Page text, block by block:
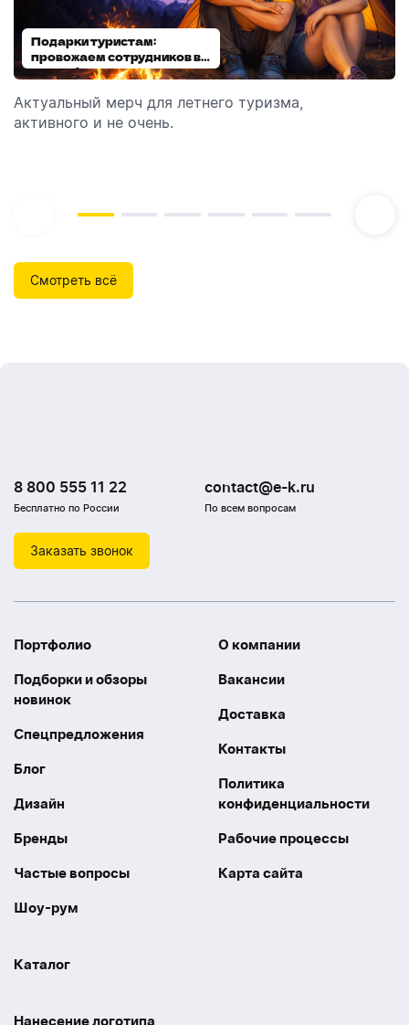
Подарки туристам:
провожаем сотрудников в
отпуск!
Актуальный мерч для летнего туризма,
активного и не очень.
Диспенсеры для мыла:
выбираем модель
Обзор автоматических диспенсеров для мыла,
которые идеально подходят для брендирования.
Смотреть всё
8 800 555 11 22
Бесплатно по России
contact@e-k.ru
По всем вопросам
Заказать звонок
Портфолио
Подборки и обзоры
новинок
Спецпредложения
Блог
Дизайн
Бренды
Частые вопросы
Шоу-рум
О компании
Вакансии
Доставка
Контакты
Политика
конфиденциальности
Рабочие процессы
Карта сайта
Каталог
Нанесение логотипа